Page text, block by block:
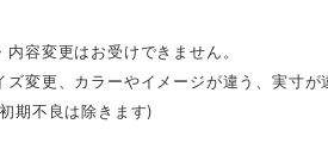
内容変更はお受けできません。
ズ変更、カラーやイメージが違う、実寸
期不良は除きます)